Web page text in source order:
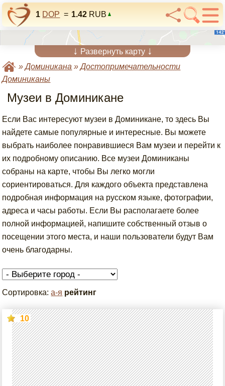
1 DOP = 1.42 RUB
↓ Развернуть карту ↓
»Доминикана »Достопримечательности
Доминиканы
Музеи в Доминикане
Если Вас интересуют музеи в Доминикане, то здесь Вы
найдете самые популярные и интересные. Вы можете
выбрать наиболее понравившиеся Вам музеи и перейти к
их подробному описанию. Все музеи Доминиканы
собраны на карте, чтобы Вы легко могли
сориентироваться. Для каждого объекта представлена
подробная информация на русском языке, фотографии,
адреса и часы работы. Если Вы располагаете более
полной информацией, напишите собственный отзыв о
посещении этого места, и наши пользователи будут Вам
очень благодарны.
Сортировка:а-я рейтинг
10